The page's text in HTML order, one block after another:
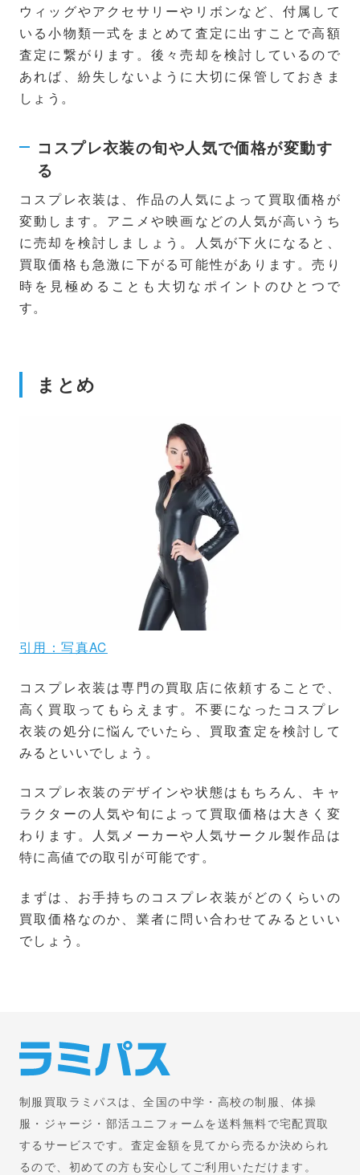
ウィッグやアクセサリーやリボンなど、付属して
いる小物類一式をまとめて査定に出すことで高額
査定に繋がります。後々売却を検討しているので
あれば、紛失しないように大切に保管しておきま
しょう。
コスプレ衣装の旬や人気で価格が変動す
る
コスプレ衣装は、作品の人気によって買取価格が
変動します。アニメや映画などの人気が高いうち
に売却を検討しましょう。人気が下火になると、
買取価格も急激に下がる可能性があります。売り
時を見極めることも大切なポイントのひとつで
す。
まとめ
引用：写真AC
コスプレ衣装は専門の買取店に依頼することで、
高く買取ってもらえます。不要になったコスプレ
衣装の処分に悩んでいたら、買取査定を検討して
みるといいでしょう。
コスプレ衣装のデザインや状態はもちろん、キャ
ラクターの人気や旬によって買取価格は大きく変
わります。
人気メーカーや人気サークル製作品は
特に高値での取引が可能です。
まずは、お手持ちのコスプレ衣装がどのくらいの
買取価格なのか、業者に問い合わせてみるといい
でしょう。
制服買取ラミパスは、全国の中学・高校の制服、体操
服・ジャージ・部活ユニフォームを送料無料で宅配買取
するサービスです。査定金額を見てから売るか決められ
るので、初めての方も安心してご利用いただけます。